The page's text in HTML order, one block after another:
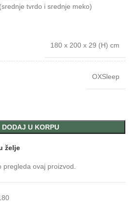
tvrdo i srednje meko)
180 x 200 x 29 (H) cm
OXSleep
DODAJ U KORPU
želje
pregleda ovaj proizvod.